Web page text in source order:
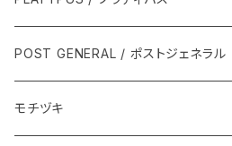
POST GENERAL / ポストジェネラル
モチヅキ